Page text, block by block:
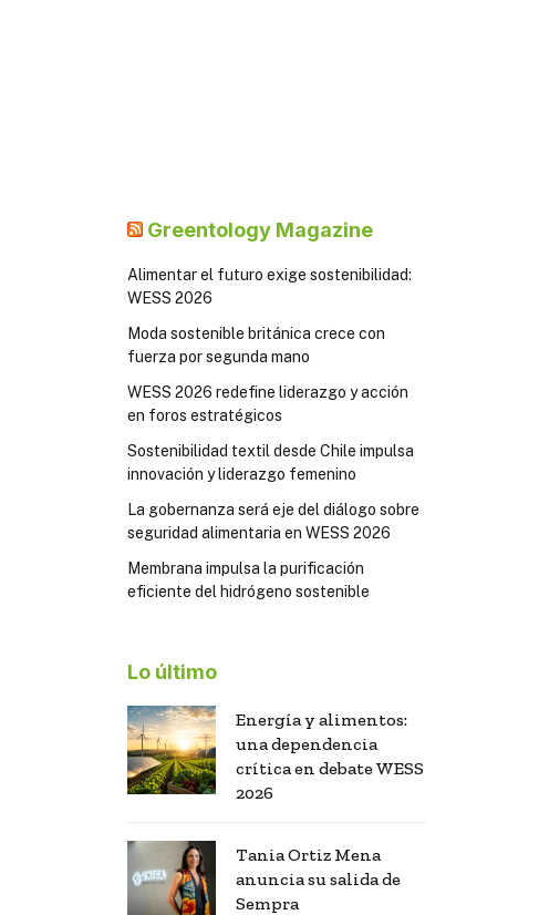
Greentology Magazine
Alimentar el futuro exige sostenibilidad:
WESS 2026
Moda sostenible británica crece con
fuerza por segunda mano
WESS 2026 redefine liderazgo y acción
en foros estratégicos
Sostenibilidad textil desde Chile impulsa
innovación y liderazgo femenino
La gobernanza será eje del diálogo sobre
seguridad alimentaria en WESS 2026
Membrana impulsa la purificación
eficiente del hidrógeno sostenible
Lo último
Energía y alimentos:
una dependencia
crítica en debate WESS
2026
Tania Ortiz Mena
anuncia su salida de
Sempra